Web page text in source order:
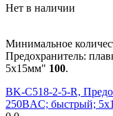
Нет в наличии
Минимальное
Предохранитель:
5x15мм" 100.
BK-C518-2-5-R,
250ВAC; быстрый;